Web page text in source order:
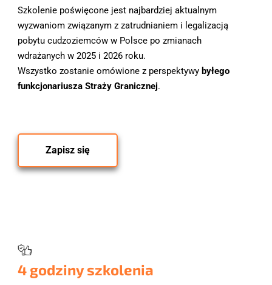
Szkolenie poświęcone jest najbardziej aktualnym
wyzwaniom związanym z zatrudnianiem i legalizacją
pobytu cudzoziemców w Polsce po zmianach
wdrażanych w 2025 i 2026 roku.
Wszystko zostanie omówione z perspektywy byłego
funkcjonariusza Straży Granicznej.
Zapisz się
4 godziny szkolenia